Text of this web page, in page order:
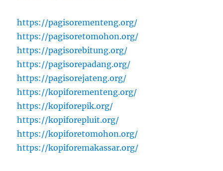
https://pagisorementeng.org/
https://pagisoretomohon.org/
https://pagisorebitung.org/
https://pagisorepadang.org/
https://pagisorejateng.org/
https://kopiforementeng.org/
https://kopiforepik.org/
https://kopiforepluit.org/
https://kopiforetomohon.org/
https://kopiforemakassar.org/